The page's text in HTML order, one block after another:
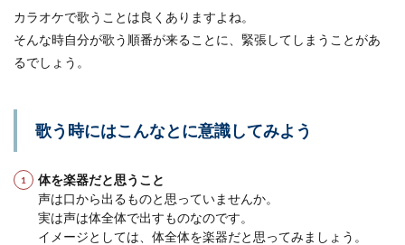
カラオケで歌うことは良くありますよね。
そんな時自分が歌う順番が来ることに、緊張してしまうことがあ
るでしょう。
歌う時にはこんなとに意識してみよう
体を楽器だと思うこと
声は口から出るものと思っていませんか。
実は声は体全体で出すものなのです。
イメージとしては、体全体を楽器だと思ってみましょう。